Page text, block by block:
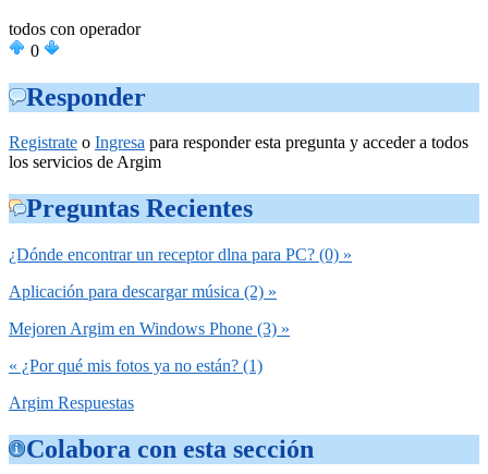
todos con operador
0
Responder
Registrate o Ingresa para responder esta pregunta y acceder a todos
los servicios de Argim
Preguntas Recientes
¿Dónde encontrar un receptor dlna para PC? (0) »
Aplicación para descargar música (2) »
Mejoren Argim en Windows Phone (3) »
« ¿Por qué mis fotos ya no están? (1)
Argim Respuestas
Colabora con esta sección